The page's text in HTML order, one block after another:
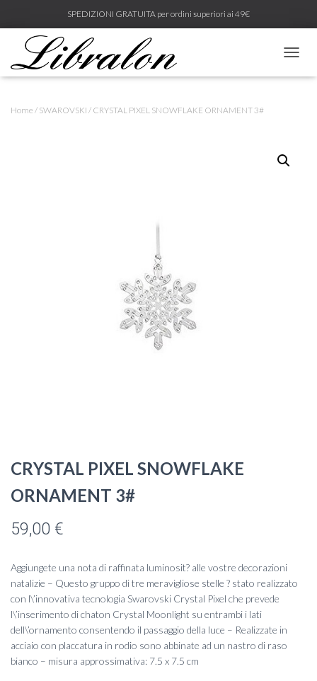
SPEDIZIONI GRATUITA per ordini superiori ai 49€
A
Home / SWAROVSKI / CRYSTAL PIXEL SNOWFLAKE ORNAMENT 3#
CRYSTAL PIXEL SNOWFLAKE
ORNAMENT 3#
59,00 €
Aggiungete una nota di raffinata luminosit? alle vostre decorazioni
natalizie – Questo gruppo di tre meravigliose stelle ? stato realizzato
con l\’innovativa tecnologia Swarovski Crystal Pixel che prevede
l\’inserimento di chaton Crystal Moonlight su entrambi i lati
dell\’ornamento consentendo il passaggio della luce – Realizzate in
acciaio con placcatura in rodio sono abbinate ad un nastro di raso
bianco – misura approssimativa: 7.5 x 7.5 cm